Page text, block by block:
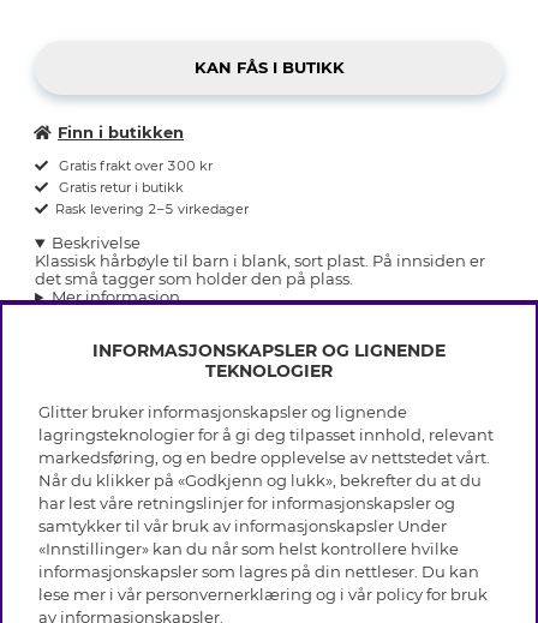
Finn i butikken
Gratis frakt over 300 kr
Gratis retur i butikk
Rask levering 2–5 virkedager
Beskrivelse
Klassisk hårbøyle til barn i blank, sort plast. På innsiden er
det små tagger som holder den på plass.
Mer informasjon
INFO
Vilkår
Personvern
Cookies
Medlemsvilkår
Jobb hos Glitter
Tilbakekalling
OM GLITTER
Black Friday
Våre butikker
Varemerker
Selskapets historie
HJELP
Vanlige spørsmål
INFORMASJONSKAPSLER OG LIGNENDE
TEKNOLOGIER
Glitter bruker informasjonskapsler og lignende
lagringsteknologier for å gi deg tilpasset innhold, relevant
markedsføring, og en bedre opplevelse av nettstedet vårt.
Når du klikker på «Godkjenn og lukk», bekrefter du at du
har lest våre retningslinjer for informasjonskapsler og
samtykker til vår bruk av informasjonskapsler Under
«Innstillinger» kan du når som helst kontrollere hvilke
informasjonskapsler som lagres på din nettleser. Du kan
lese mer i vår personvernerklæring og i vår policy for bruk
av informasjonskapsler